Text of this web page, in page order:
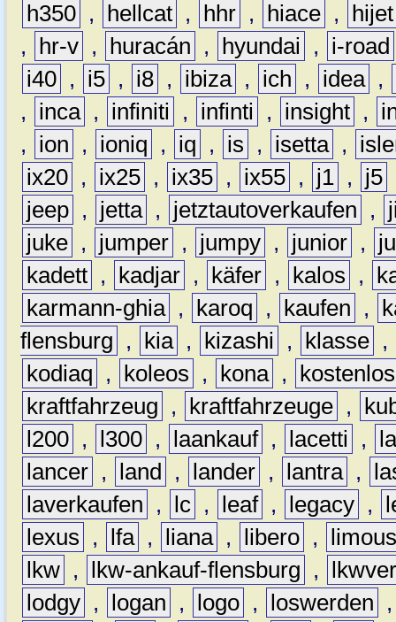
h350 , hellcat , hhr , hiace ,
hijet
,
hr-v , huracán , hyundai ,
i-road
i40 , i5 , i8 , ibiza , ich , idea ,
,
inca , infiniti , infinti , insight ,
,
ion , ioniq , iq , is , isetta ,
ix20 , ix25 , ix35 , ix55 , j1 , j5
jeep , jetta , jetztautoverkaufen ,
juke , jumper , jumpy , junior ,
kadett , kadjar , käfer , kalos ,
karmann-ghia , karoq , kaufen ,
flensburg
, kia , kizashi , klasse ,
kodiaq
, koleos , kona ,
kostenlos
kraftfahrzeug
, kraftfahrzeuge ,
l200 , l300 , laankauf , lacetti ,
lancer , land , lander , lantra ,
laverkaufen
, lc , leaf , legacy ,
lexus
, lfa , liana , libero ,
lkw , lkw-ankauf-flensburg ,
lodgy , logan , logo , loswerden